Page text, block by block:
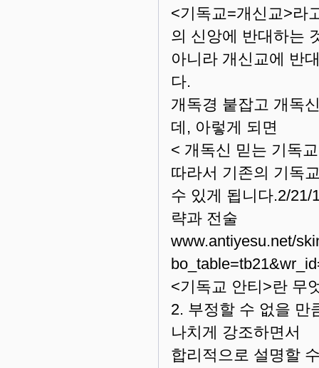
<기독교=개신교>라
의 신앙에 반대하는
아니라 개신교에 반
다.
개독경 붙잡고 개독
데, 아렇게 되면
< 개독신 믿는 기독
따라서 기존의 기독
수 있게 됩니다.2/
략과 전술
www.antiyesu.net/
<기독교 안티>란 무
2. 부정할 수 없을 만
나치게 강조하면서
합리적으로 설명할